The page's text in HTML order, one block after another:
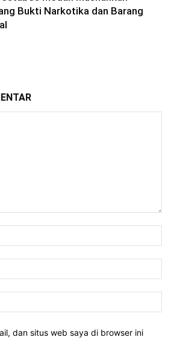
Bukti Narkotika dan Barang
dan situs web saya di browser ini